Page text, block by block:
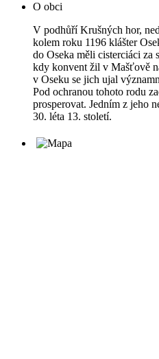
O obci
V podhůří Krušných hor,
kolem roku 1196 klášter
do Oseka měli cisterciáci za
kdy konvent žil v Mašťově
v Oseku se jich ujal
Pod ochranou tohoto rodu
prosperovat. Jedním z jeho
30. léta 13. století.